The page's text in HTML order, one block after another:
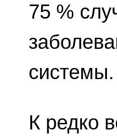
75 %
системы.
К редко